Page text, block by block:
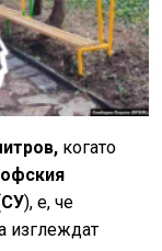
когато
СУ), е, че
изглеждат